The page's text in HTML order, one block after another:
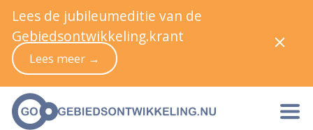
Lees de jubileumeditie van de
Gebiedsontwikkeling.krant
Lees meer →